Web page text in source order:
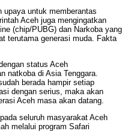
upaya untuk memberantas
Aceh juga mengingatkan
(chip/PUBG) dan Narkoba yang
terutama generasi muda. Fakta
status Aceh
natkoba di Asia Tenggara.
berada hampir setiap
dengan serius, maka akan
Aceh masa akan datang.
seluruh masyarakat Aceh
melalui program Safari